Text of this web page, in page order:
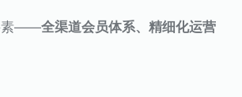
素——全渠道会员体系、精细化运营